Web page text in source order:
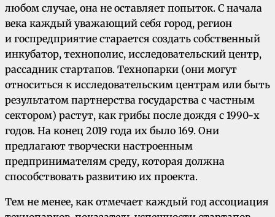
любом случае, она не оставляет попыток. С начала
века каждый уважающий себя город, регион
и госпредприятие старается создать собственный
инкубатор, технополис, исследовательский центр,
рассадник стартапов. Технопарки (они могут
относиться к исследовательским центрам или быть
результатом партнерства государства с частным
сектором) растут, как грибы после дождя с 1990-х
годов. На конец 2019 года их было 169. Они
предлагают творчески настроенным
предпринимателям среду, которая должна
способствовать развитию их проекта.
Тем не менее, как отмечает каждый год ассоциация